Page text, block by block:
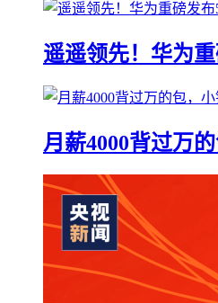
遥遥领先！华为
月薪4000背过万